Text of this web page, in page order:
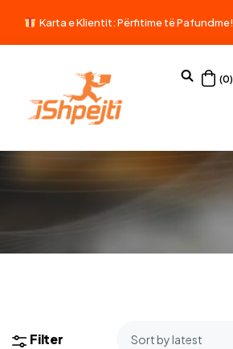
Karta e Klientit: Përfitime të Pafundme!
(0)
Filter